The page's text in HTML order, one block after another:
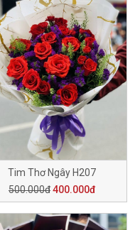
Tim Thơ Ngây H207
500.000đ400.000đ